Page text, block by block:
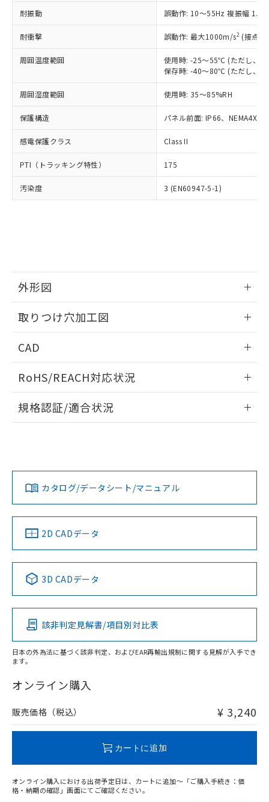
耐振動 誤動作: 10～55Hz 複振幅
耐衝撃 誤動作: 最大1000m/s2 (接点
周囲温度範囲
使用時: -25～55℃ (ただし、氷
保存時: -40～80℃ (ただし、氷
周囲湿度範囲 使用時: 35～85%RH
保護構造 パネル前面: IP66、NEMA4X,
感電保護クラス Class II
PTI（トラッキング特性） 175
汚染度 3 (EN60947-5-1)
外形図
取りつけ穴加工図
CAD
ドすることができます。
ログイン/会員登録
ダウンロードデータをご利用いただく前に、以下を必ずお読
みください。
ソフトウェアの使用条件
RoHS/REACH対応状況
EU RoHS 注意事項・凡例
対応済み
中国 RoHS 注意事項・凡例
Pb Hg Cd Cr(VI)
O
在庫等で未対応品が混在する可能性があります。
問い合わせください。
規格認証/適合状況
LR型式承認
（イギリス
船舶規格）
DNV型式承認
（ノルウェー
BV型式承認
（フランス
KR型式
（韓国
No No No No
この製品の規格認証/適合状況ページへ
その他の認証はこちらのページからご検索ください
カタログ/データシート/マニュアル
2D CADデータ
3D CADデータ
該非判定見解書/項目別対比表
日本の外為法に基づく該非判定、およびEAR再輸出規制に関する見解が入手でき
ます。
オンライン購入
販売価格（税込） ¥ 3,240
カートに追加
オンライン購入における出荷予定日は、カートに追加～「ご購入手続き：価
格・納期の確認」画面にてご確認ください。
正式な納期状況および標準価格はお客
様のお取引先、またはお客様担当のオ
ムロン制御機器販売店・当社販売員に
オムロン制御機器販売店や当社販売拠
販売ネットワーク
」をご確認
在庫状況および標準価格結果を当社の
示しないようお願いします。
マイパーツ機能（部品リスト作成サー
ビス）をご利用いただくには、I-Web
メンバーズにご登録されている必要が
お客様が当ウェブサイト上で当社にご
登録された部品リストについて、当社
の共同利用に関して"
の「1.共同利
指します。
ルベンジル（BBP） 1000ppm以下、フタル酸ジブチル
（DBP） 1000ppm以下、フタル酸ジイソブチル
但し、RoHS指令で産業用監視および制御機器に対する
フタル酸エステル類の４物質については閾値を超える意
図的な使用がないことを確認しています。
部品在庫の切り替え状況などにより、予定
月が前後することがあります。
※3 非含有証明書ダウンロード
51物質の非含有証明書（当社基準）
※本証明書は発行日時点で非含有を証明す
るもので、過去に遡って非含有を証明する
また、RoHS指令のフタル酸エステル類４
物質の対応では、対応完了までの期間は出
既に当社にて対応品への在庫切替を完了
していることから、特段のことがない限
り、2022年1月12日より割愛しておりま
す。
DBP(フタル酸ジブチル) : 1000ppm、 DIBP(フタル酸ジ
イソブチル) : 1000ppm、 BBP(フタル酸ブチルベンジ
「ｅ」：有害物質（10物質）のすべてが基
準値以下であることを示します。
「10」：通常の使用状況下において有害物
質が外部に漏えいし、環境に深刻な影響を
及ぼさない年数を意味します。
「－」：未確認です。当社販売部門へお問
全に破砕するなど、違法に輸出されな
いよう必要な手段を講じます。
当社は貴社製品を、核兵器、ミサイ
ル、化学兵器、生物兵器またはその他
武器並びにこれらの製造装置等に一切
当社は、貴社製品を第三者に販売する
場合は、上記1、2および3の内容を当
該第三者に通知します。また当社は、
販売先および販売に係わる関係者が違
法に輸出するおそれがある場合は、取
－
在庫なし(最新の在庫状況につ
いては、お客様のお取引先、ま
たはお客様担当のオムロン制御
機器販売店・当社販売員にご確
空
受注生産機種、また在庫状況の
情報を公開していない機種